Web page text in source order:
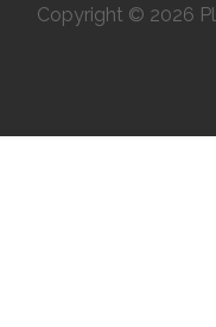
Copyright © 2026